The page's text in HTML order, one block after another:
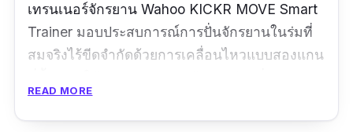
เทรนเนอร์จักรยาน Wahoo KICKR MOVE Smart
Trainer มอบประสบการณ์การปั่นจักรยานในร่มที่
สมจริงไร้ขีดจำกัดด้วยการเคลื่อนไหวแบบสองแกน
จริงด้วยการเคลื่อนที่ไปข้างหน้าและด้านข้าง
พร้อมด้วยความแม่นยำของพลังงาน +/- 1% กำลัง
READ MORE